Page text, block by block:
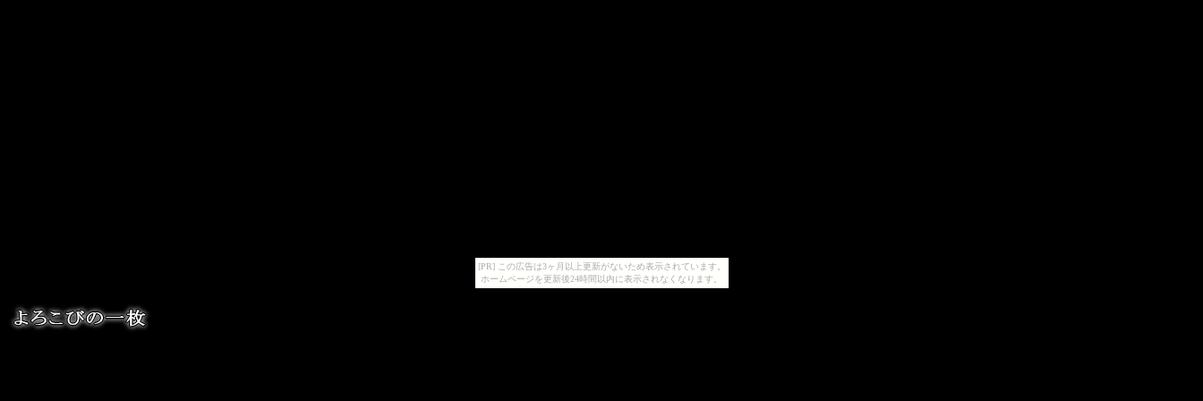
[PR] この広告は3ヶ月以上更新がないため表示されています。
ホームページを更新後24時間以内に表示されなくなります。